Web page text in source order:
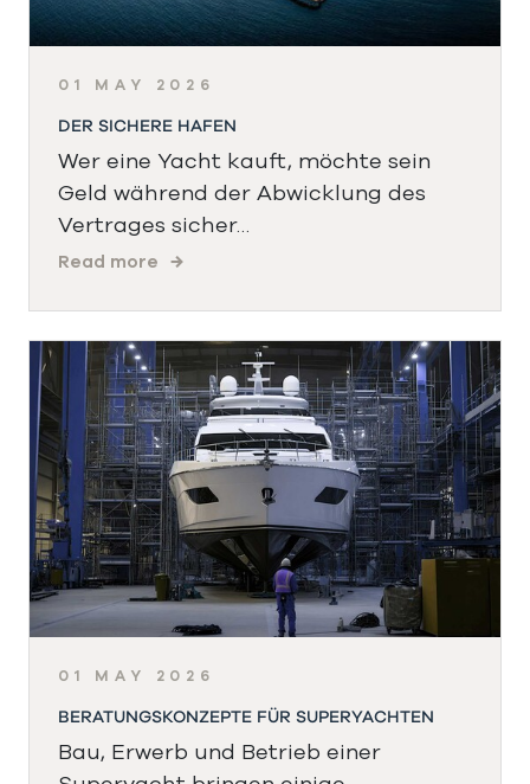
01 MAY 2026
DER SICHERE HAFEN
Wer eine Yacht kauft, möchte sein
Geld während der Abwicklung des
Vertrages sicher…
Read more
01 MAY 2026
BERATUNGSKONZEPTE FÜR SUPERYACHTEN
Bau, Erwerb und Betrieb einer